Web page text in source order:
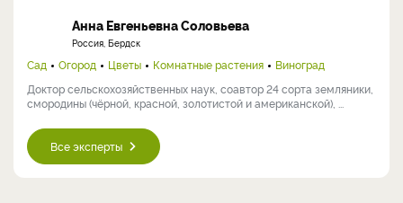
Анна Евгеньевна Соловьева
Россия, Бердск
Сад Огород Цветы Комнатные растения
Виноград
Доктор сельскохозяйственных наук, соавтор 24 сорта земляники,
смородины (чёрной, красной, золотистой и американской), ...
Все эксперты